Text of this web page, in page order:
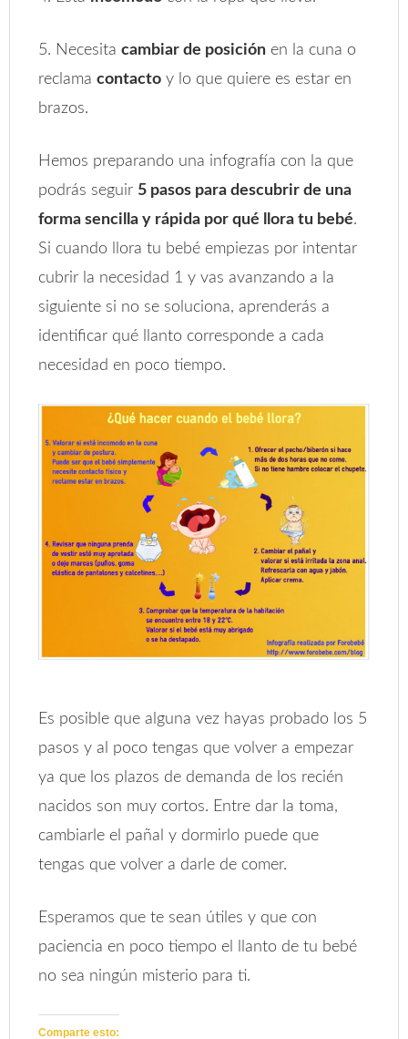
5. Necesitacambiar de posición en la cuna o
reclamacontacto y lo que quiere es estar en
brazos.
Hemos preparando una infografía con la que
podrás seguir 5 pasos para descubrir de una
forma sencilla y rápida por qué llora tu bebé.
Si cuando llora tu bebé empiezas por intentar
cubrir la necesidad 1 y vas avanzando a la
siguiente si no se soluciona, aprenderás a
identificar qué llanto corresponde a cada
necesidad en poco tiempo.
Es posible que alguna vez hayas probado los 5
pasos y al poco tengas que volver a empezar
ya que los plazos de demanda de los recién
nacidos son muy cortos. Entre dar la toma,
cambiarle el pañal y dormirlo puede que
tengas que volver a darle de comer.
Esperamos que te sean útiles y que con
paciencia en poco tiempo el llanto de tu bebé
no sea ningún misterio para ti.
Comparte esto: